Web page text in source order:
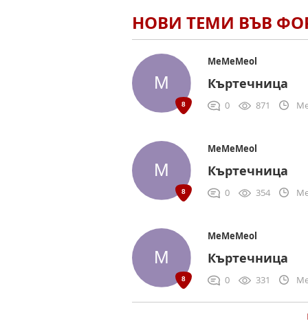
НОВИ ТЕМИ ВЪВ
MeMeMeol
Къртечница
0 871
MeMeMeol
Къртечница
0 354
MeMeMeol
Къртечница
0 331